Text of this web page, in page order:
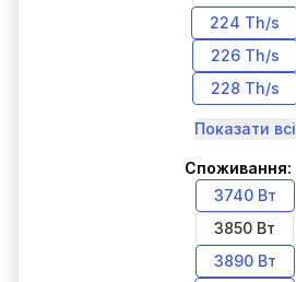
224 Th/s
226 Th/s
228 Th/s
Показати всі
Споживання:
3740 Вт
3850 Вт
3890 Вт